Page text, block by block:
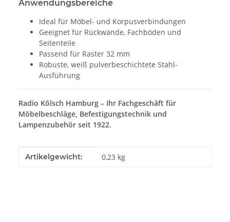
Anwendungsbereiche
Ideal für Möbel- und Korpusverbindungen
Geeignet für Rückwände, Fachböden und
Seitenteile
Passend für Raster 32 mm
Robuste, weiß pulverbeschichtete Stahl-
Ausführung
Radio Kölsch Hamburg – Ihr Fachgeschäft für
Möbelbeschläge, Befestigungstechnik und
Lampenzubehör seit 1922.
Produkteigenschaft
Wert
Artikelgewicht: 0,23 kg